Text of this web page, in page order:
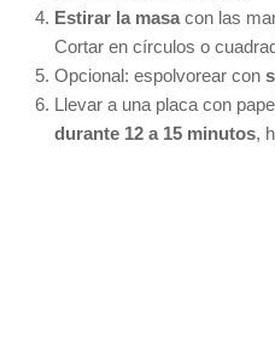
Estirar la masa con las
Cortar en círculos o
Opcional: espolvorear con
Llevar a una placa con
durante 12 a 15 minutos,